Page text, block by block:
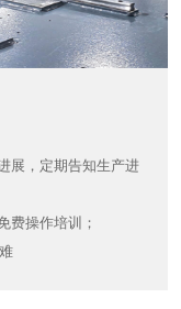
展，定期告知生产进
费操作培训；